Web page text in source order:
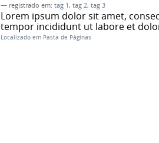
— registrado em: tag 1, tag 2, tag 3
Lorem ipsum dolor sit amet,
tempor incididunt ut labore et
Localizado em Pasta de Páginas